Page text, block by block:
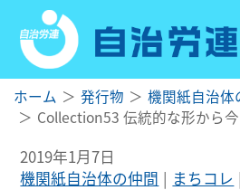
ホーム 発行物 機関紙自治体
Collection53 伝統的な形から
2019年1月7日
機関紙自治体の仲間
まちコレ